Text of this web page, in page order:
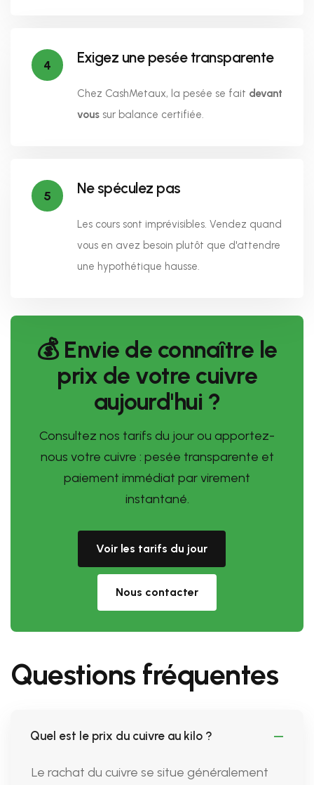
4 Exigez une pesée transparente
Chez CashMetaux, la pesée se fait devant
vous sur balance certifiée.
5 Ne spéculez pas
Les cours sont imprévisibles. Vendez quand
vous en avez besoin plutôt que d'attendre
une hypothétique hausse.
💰 Envie de connaître le
prix de votre cuivre
aujourd'hui ?
Consultez nos tarifs du jour ou apportez-
nous votre cuivre : pesée transparente et
paiement immédiat par virement
instantané.
Voir les tarifs du jour
Nous contacter
Questions fréquentes
Quel est le prix du cuivre au kilo ?
Le rachat du cuivre se situe généralement